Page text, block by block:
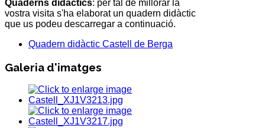
Quaderns didàctics: per tal de millorar la
vostra visita s'ha elaborat un quadern didàctic
que us podeu descarregar a continuació.
Quadern didàctic Castell de Berga
Galeria d'imatges